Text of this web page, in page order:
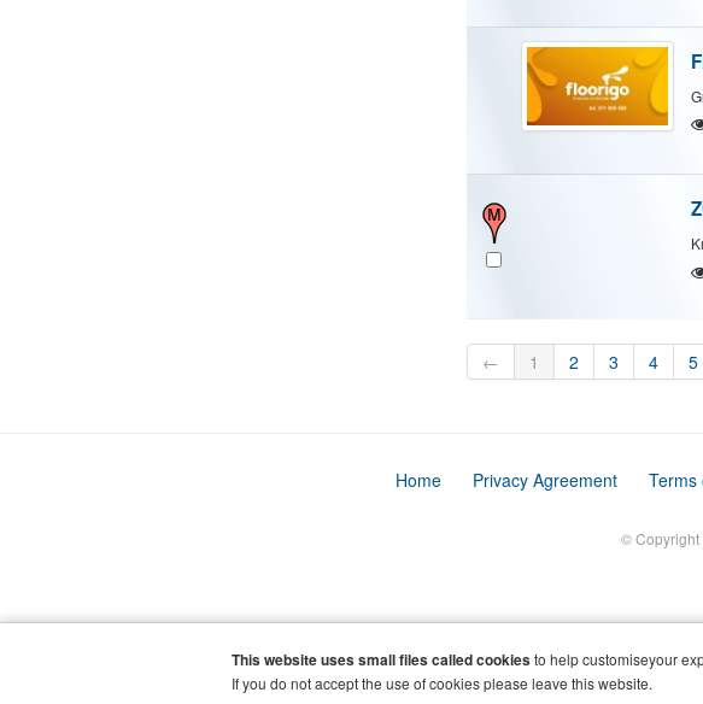
← 1 2 3 4 5
Home Privacy Agreement Terms
© Copyright
This website uses small files called cookiesto help customiseyour
If you do not accept the use of cookies please leave this website.